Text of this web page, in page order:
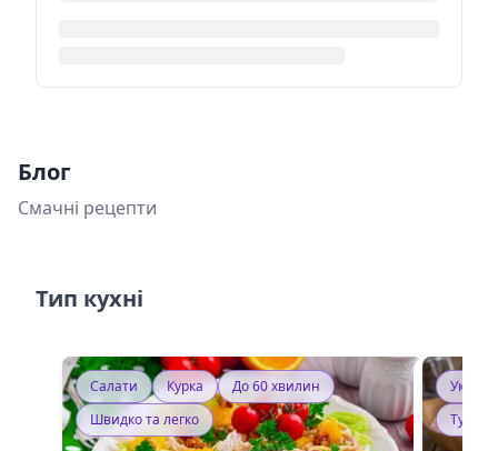
Блог
Смачні рецепти
Тип кухні
Салати Курка
До 60 хвилин
Швидко та легко